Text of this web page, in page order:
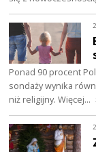
Ponad 90 procent
sondaży wynika
niż religijny. Więcej…